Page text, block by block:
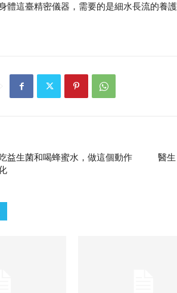
體這臺精密儀器，需要的是細水長流的養護
益生菌和喝蜂蜜水，做這個動作
醫